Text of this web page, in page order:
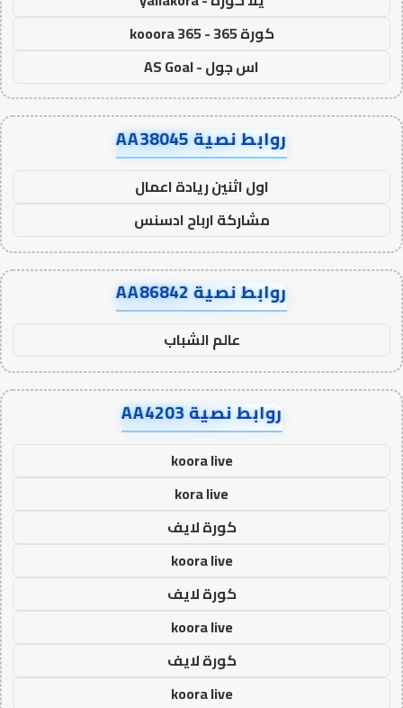
كورة 365 - kooora 365
اس جول - AS Goal
روابط نصية AA38045
اول اثنين ريادة اعمال
مشاركة ارباح ادسنس
روابط نصية AA86842
عالم الشباب
روابط نصية AA4203
koora live
kora live
كورة لايف
koora live
كورة لايف
koora live
كورة لايف
koora live